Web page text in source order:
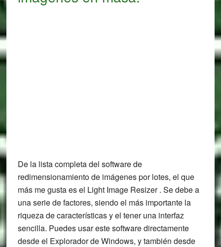
De la lista completa del software de
redimensionamiento de imágenes por lotes, el que
más me gusta es el Light Image Resizer . Se debe a
una serie de factores, siendo el más importante la
riqueza de características y el tener una interfaz
sencilla. Puedes usar este software directamente
desde el Explorador de Windows, y también desde